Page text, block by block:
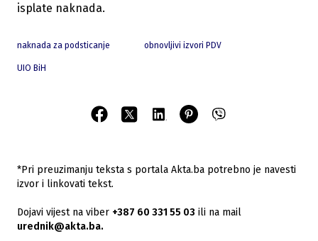
isplate naknada.
naknada za podsticanje obnovljivi izvori PDV
UIO BiH
*Pri preuzimanju teksta s portala Akta.ba potrebno je navesti
izvor i linkovati tekst.
Dojavi vijest na viber +387 60 331 55 03 ili na mail
urednik@akta.ba.